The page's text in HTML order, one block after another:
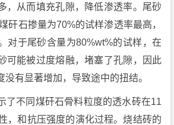
，从而填充孔隙，降低渗透率。尾砂
矸石掺量为70%的试样渗透率最高，
对于尾砂含量为80%wt%的试样，在
可能被过度熔融，堵塞了孔隙，因此
没有显著增加，导致途中的扭结。
了不同煤矸石骨料粒度的透水砖在11
，和抗压强度的演化过程。烧结砖的